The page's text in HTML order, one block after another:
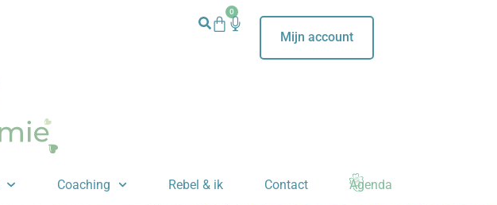
0
Mijn account
Coaching Rebel & ik Contact Agenda